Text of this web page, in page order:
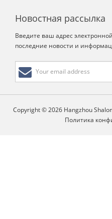
Новостная рассылка
Введите ваш адрес
последние новости и
Copyright © 2026 Hangzhou
Политика